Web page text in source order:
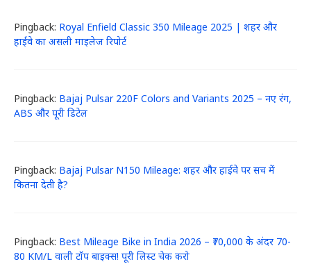
Pingback: Royal Enfield Classic 350 Mileage 2025 | शहर और
हाईवे का असली माइलेज रिपोर्ट
Pingback: Bajaj Pulsar 220F Colors and Variants 2025 – नए रंग,
ABS और पूरी डिटेल
Pingback: Bajaj Pulsar N150 Mileage: शहर और हाईवे पर सच में
कितना देती है?
Pingback: Best Mileage Bike in India 2026 – ₹70,000 के अंदर 70-
80 KM/L वाली टॉप बाइक्स! पूरी लिस्ट चेक करो